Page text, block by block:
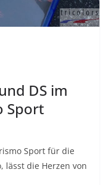
DS im
Sport
Sport für die
lässt die Herzen von